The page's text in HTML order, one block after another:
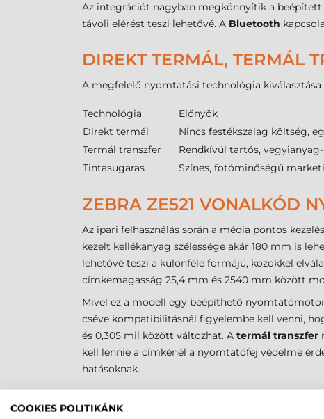
Az integrációt nagyban megkönnyítik a beépített
távoli elérést teszi lehetővé. A Bluetooth
DIREKT TERMÁL, TERMÁL
A megfelelő nyomtatási technológia
Technológia Előnyök
Direkt termál
Nincs festékszalag költség,
Termál transzfer
Rendkívül tartós,
Tintasugaras
Színes, fotóminőségű
ZEBRA ZE521 VONALKÓD
Az ipari felhasználás során a média pontos
kezelt kellékanyag szélessége akár 180 mm is
lehetővé teszi a különféle formájú, közökkel
címkemagasság 25,4 mm és 2540 mm között
Mivel ez a modell egy beépíthető
cséve kompatibilitásnál figyelembe kell venni,
és 0,305 mil között változhat. A termál transzfer
kell lennie a címkénél a nyomtatófej védelme
hatásoknak.
ZEBRA ZE521
COOKIES POLITIKÁNK